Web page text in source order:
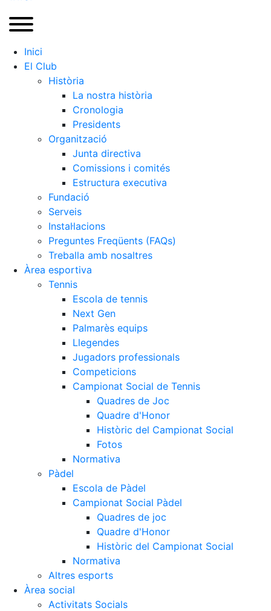
Inici
El Club
Història
La nostra història
Cronologia
Presidents
Organització
Junta directiva
Comissions i comités
Estructura executiva
Fundació
Serveis
Instal·lacions
Preguntes Freqüents (FAQs)
Treballa amb nosaltres
Àrea esportiva
Tennis
Escola de tennis
Next Gen
Palmarès equips
Llegendes
Jugadors professionals
Competicions
Campionat Social de Tennis
Quadres de Joc
Quadre d'Honor
Històric del Campionat Social
Fotos
Normativa
Pàdel
Escola de Pàdel
Campionat Social Pàdel
Quadres de joc
Quadre d'Honor
Històric del Campionat Social
Normativa
Altres esports
Àrea social
Activitats Socials